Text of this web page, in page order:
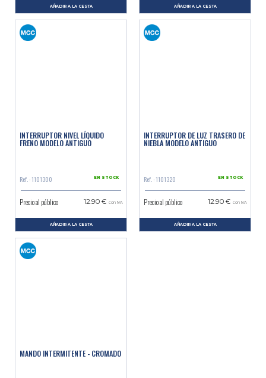
AÑADIR A LA CESTA AÑADIR A LA CESTA
INTERRUPTOR NIVEL LÍQUIDO
FRENO MODELO ANTIGUO
Ref. : 1101300 EN STOCK
Precio al público 12.90 € con IVA
AÑADIR A LA CESTA
INTERRUPTOR DE LUZ TRASERO DE
NIEBLA MODELO ANTIGUO
Ref. : 1101320 EN STOCK
Precio al público 12.90 € con IVA
AÑADIR A LA CESTA
MANDO INTERMITENTE - CROMADO